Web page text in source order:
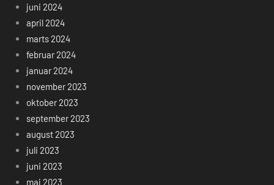
juni 2024
april 2024
marts 2024
februar 2024
januar 2024
november 2023
oktober 2023
september 2023
august 2023
juli 2023
juni 2023
maj 2023